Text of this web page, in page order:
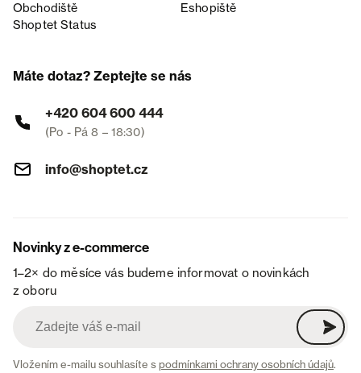
Obchodiště
Eshopiště
Shoptet Status
Máte dotaz? Zeptejte se nás
+420 604 600 444
(Po - Pá 8 – 18:30)
info@shoptet.cz
Novinky z e-commerce
1–2× do měsíce vás budeme informovat o novinkách
z oboru
Vložením e-mailu souhlasíte spodmínkami ochrany osobních údajů.